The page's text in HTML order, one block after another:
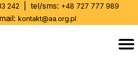
242 tel/sms: +48 727 777 989
mail: kontakt@aa.org.pl